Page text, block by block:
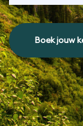
Boek jouw